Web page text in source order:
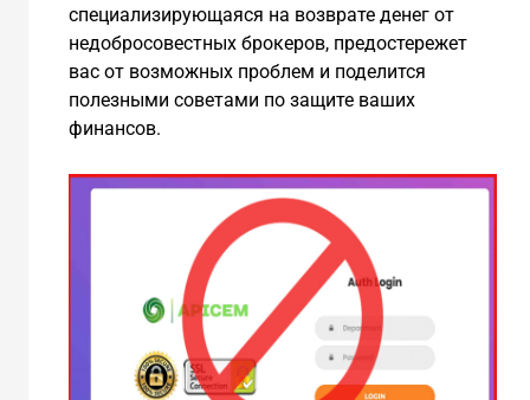
специализирующаяся на возврате денег от
недобросовестных брокеров, предостережет
вас от возможных проблем и поделится
полезными советами по защите ваших
финансов.